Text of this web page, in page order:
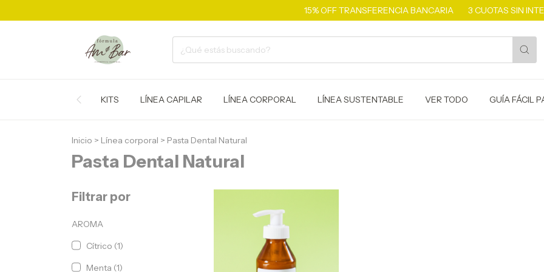
15% OFF TRANSFERENCIA BANCARIA 3 CUOTAS SIN
KITS LÍNEA CAPILAR LÍNEA CORPORAL LÍNEA SUSTENTABLE VER TODO GUÍA FÁCIL
Inicio > Línea corporal > Pasta Dental Natural
Pasta Dental Natural
Filtrar por
AROMA
Cítrico (1)
Menta (1)